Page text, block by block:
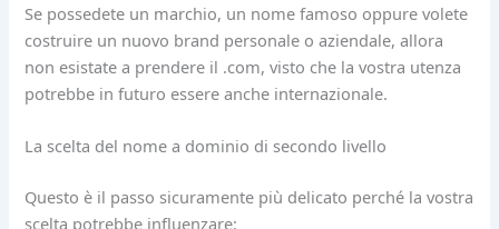
Se possedete un marchio, un nome famoso oppure volete
costruire un nuovo brand personale o aziendale, allora
non esistate a prendere il .com, visto che la vostra utenza
potrebbe in futuro essere anche internazionale.
La scelta del nome a dominio di secondo livello
Questo è il passo sicuramente più delicato perché la vostra
scelta potrebbe influenzare: